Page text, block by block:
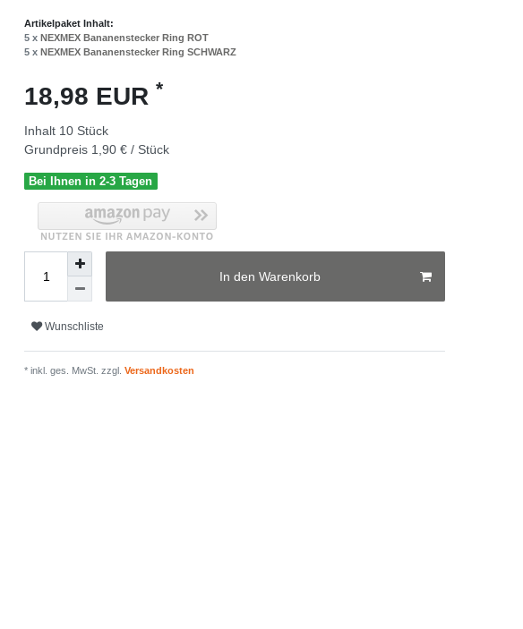
Artikelpaket Inhalt:
5 x NEXMEX Bananenstecker Ring ROT
5 x NEXMEX Bananenstecker Ring SCHWARZ
18,98 EUR *
Inhalt 10 Stück
Grundpreis 1,90 € / Stück
Bei Ihnen in 2-3 Tagen
In den Warenkorb
Wunschliste
* inkl. ges. MwSt. zzgl. Versandkosten